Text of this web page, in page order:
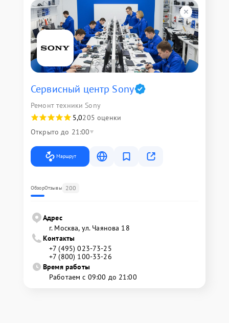
Сервисный центр Sony
Ремонт техники Sony
5,0205 оценки
Открыто до 21:00
Маршрут
ОбзорОтзывы 200
Адрес
г. Москва, ул. Чаянова 18
Контакты
+7 (495) 023-73-25
+7 (800) 100-33-26
Время работы
Работаем с 09:00 до 21:00